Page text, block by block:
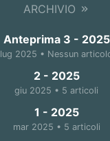
ARCHIVIO
Anteprima 3 - 2025
lug 2025 • Nessun
2 - 2025
giu 2025 • 5 articoli
1 - 2025
mar 2025 • 5 articoli